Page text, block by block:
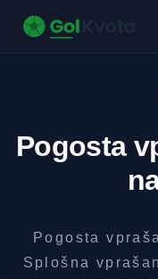
Pogosta
Pogosta
Splošna